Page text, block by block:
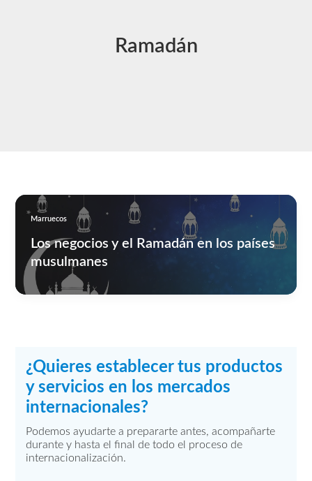
Ramadán
Marruecos
Los negocios y el Ramadán en los países
musulmanes
¿Quieres establecer tus productos
y servicios en los mercados
internacionales?
Podemos ayudarte a prepararte antes, acompañarte
durante y hasta el final de todo el proceso de
internacionalización.